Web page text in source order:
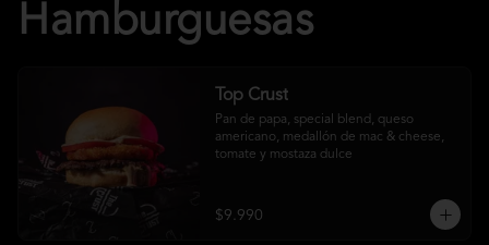
Hamburguesas
Top Crust
Pan de papa, special blend, queso
americano, medallón de mac & cheese,
tomate y mostaza dulce
$9.990